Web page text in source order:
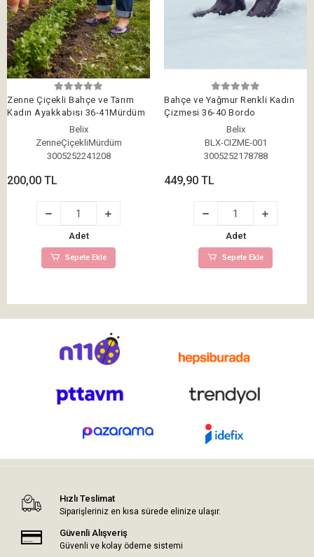
Zenne Çiçekli Bahçe ve Tarım
Kadın Ayakkabısı 36-41Mürdüm
Belix
ZenneÇiçekliMürdüm
3005252241208
200,00 TL
Adet
Sepete Ekle
Bahçe ve Yağmur Renkli Kadın
Çizmesi 36-40 Bordo
Belix
BLX-CIZME-001
3005252178788
449,90 TL
Adet
Sepete Ekle
Hızlı Teslimat
Siparişleriniz en kısa sürede elinize ulaşır.
Güvenli Alışveriş
Güvenli ve kolay ödeme sistemi